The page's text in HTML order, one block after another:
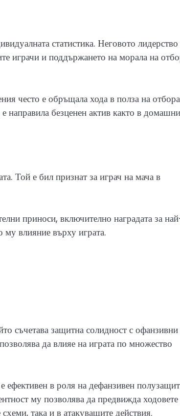
статистика. Неговото
играчи и поддържането на морала на
често е обръщала хода в полза на
направила безценен актив както в
Той е бил признат за играч на мача в
приноси, включително наградата за
влияние върху играта.
съчетава защитна солидност с офанзивни
да влияе на играта по множество
ефективен в роля на дефанзивен
му позволява да предвижда
така и в атакуващите действия.